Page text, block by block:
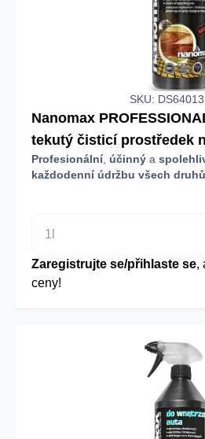
SKU:
Nanomax
tekutý čisticí prostředek
Profesionální, účinný a
každodenní údržbu všech
1l
Zaregistrujte se/přihlaste se,
ceny!